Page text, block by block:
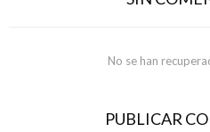
No se han
PUBLICAR